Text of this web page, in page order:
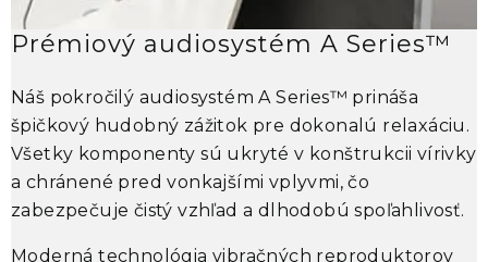
Prémiový audiosystém A Series™
Náš pokročilý audiosystém A Series™ prináša
špičkový hudobný zážitok pre dokonalú relaxáciu.
Všetky komponenty sú ukryté v konštrukcii vírivky
a chránené pred vonkajšími vplyvmi, čo
zabezpečuje čistý vzhľad a dlhodobú spoľahlivosť.
Moderná technológia vibračných reproduktorov